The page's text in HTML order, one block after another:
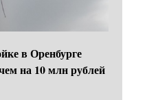
в Оренбурге
на 10 млн рублей